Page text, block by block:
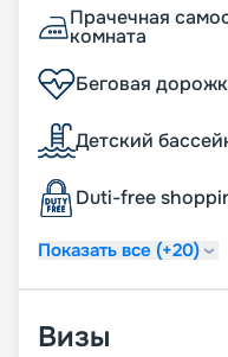
Прачечная
комната
Беговая
Детский
Duti-free
Показать все (+20)
Визы